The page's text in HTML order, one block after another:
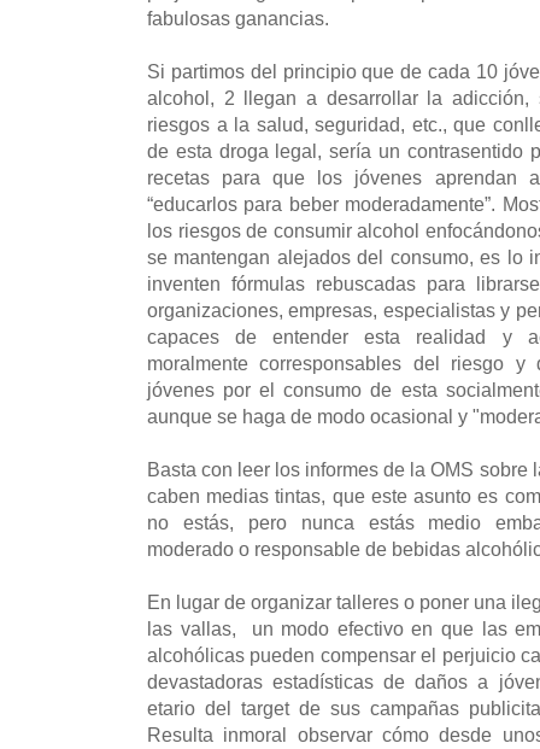
fabulosas ganancias.
Si partimos del principio que de cada 10
alcohol, 2 llegan a desarrollar la
riesgos a la salud, seguridad, etc., que
de esta droga legal, sería un contrasentido
recetas para que los jóvenes aprendan
“educarlos para beber moderadamente”.
los riesgos de consumir alcohol
se mantengan alejados del consumo, es lo
inventen fórmulas rebuscadas para
organizaciones, empresas, especialistas y
capaces de entender esta realidad y
moralmente corresponsables del riesgo
jóvenes por el consumo de esta
aunque se haga de modo ocasional y
Basta con leer los informes de la OMS sobre
caben medias tintas, que este asunto es
no estás, pero nunca estás medio
moderado o responsable de bebidas
En lugar de organizar talleres o poner una
las vallas, un modo efectivo en que las
alcohólicas pueden compensar el perjuicio
devastadoras estadísticas de daños a
etario del target de sus campañas
Resulta inmoral observar cómo desde